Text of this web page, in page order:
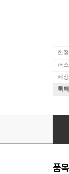
한
퍼
세
룩백
품